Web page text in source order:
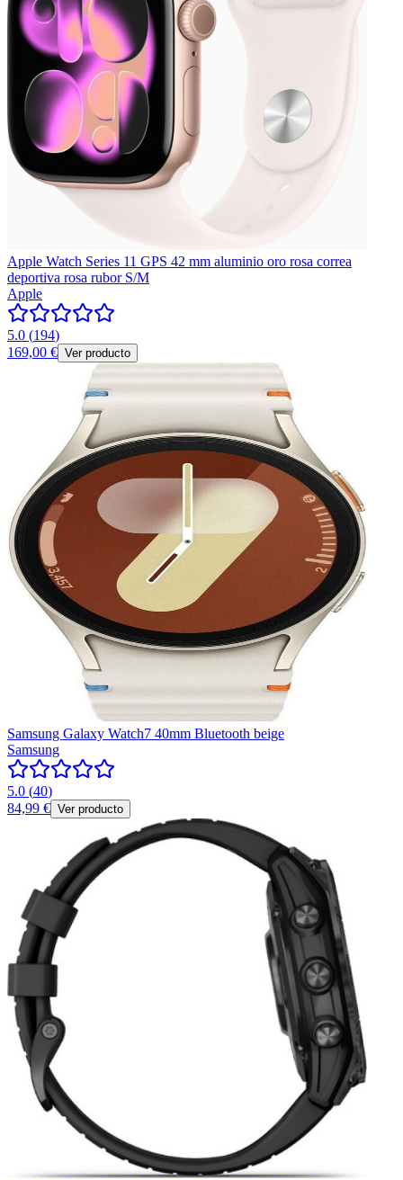
Apple Watch Series 11 GPS 42 mm aluminio oro rosa correa
deportiva rosa rubor S/M
Apple
5.0 (194)
169,00 € Ver producto
Samsung Galaxy Watch7 40mm Bluetooth beige
Samsung
5.0 (40)
84,99 € Ver producto